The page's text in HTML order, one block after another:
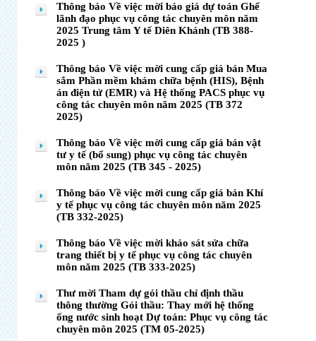
Thông báo Về việc mời báo giá dự toán Ghế
lãnh đạo phục vụ công tác chuyên môn năm
2025 Trung tâm Y tế Diên Khánh (TB 388-
2025 )
Thông báo Về việc mời cung cấp giá bán Mua
sắm Phần mềm khám chữa bệnh (HIS), Bệnh
án điện tử (EMR) và Hệ thống PACS phục vụ
công tác chuyên môn năm 2025 (TB 372
2025)
Thông báo Về việc mời cung cấp giá bán vật
tư y tế (bổ sung) phục vụ công tác chuyên
môn năm 2025 (TB 345 - 2025)
Thông báo Về việc mời cung cấp giá bán Khí
y tế phục vụ công tác chuyên môn năm 2025
(TB 332-2025)
Thông báo Về việc mời khảo sát sửa chữa
trang thiết bị y tế phục vụ công tác chuyên
môn năm 2025 (TB 333-2025)
Thư mời Tham dự gói thầu chỉ định thầu
thông thường Gói thầu: Thay mới hệ thống
ống nước sinh hoạt Dự toán: Phục vụ công tác
chuyên môn 2025 (TM 05-2025)